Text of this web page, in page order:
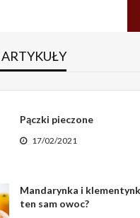
Pączki pieczone
17/02/2021
Mandarynka i
ten sam owoc?